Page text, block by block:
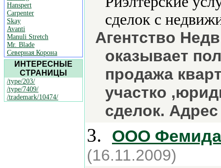
Hanspert
Carpenter
Skay
Avanti
Manuli Stretch
Mr. Blade
Северная Корона
ИНТЕРЕСНЫЕ
СТРАНИЦЫ
/type/203/
/type/7409/
/trademark/10474/
сделок с
Агентство
оказывает
продажа
участко
сделок.
3. ООО Фемида
(16.11.2009)